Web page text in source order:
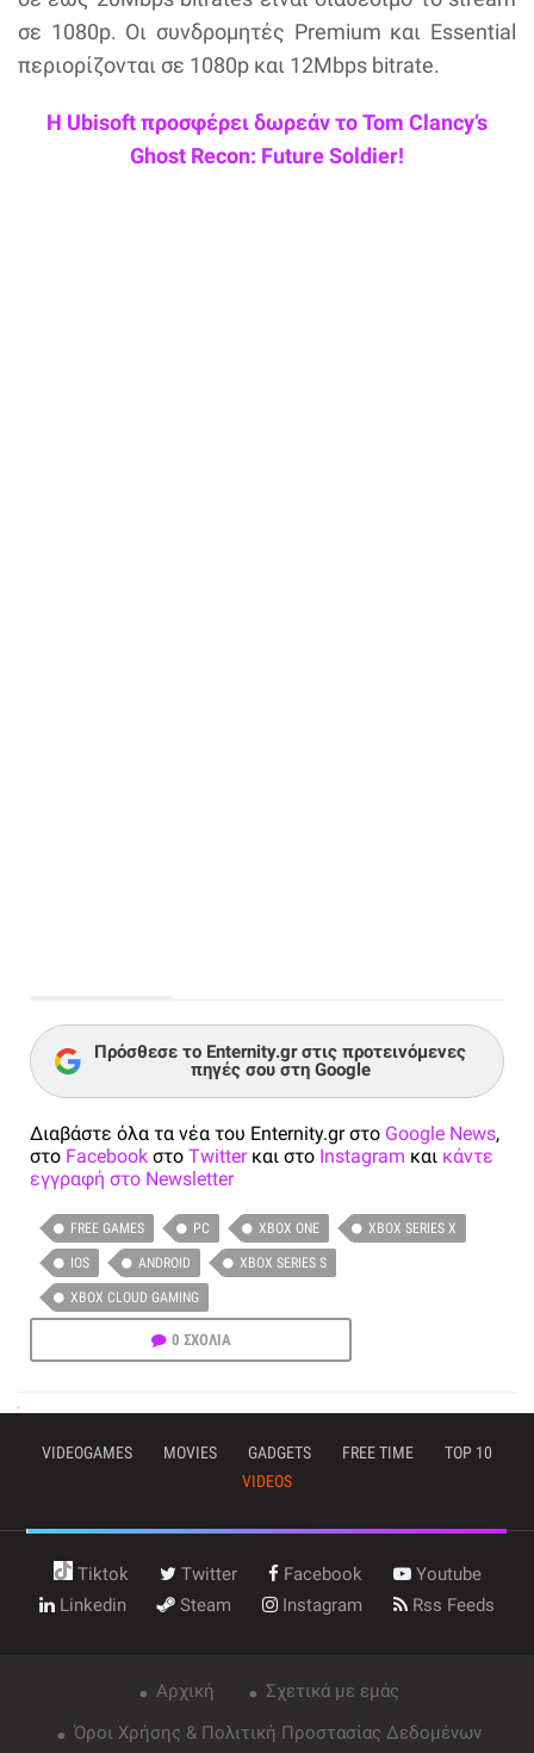
σε 1080p. Οι συνδρομητές Premium και Essential
περιορίζονται σε 1080p και 12Mbps bitrate.
Η Ubisoft προσφέρει δωρεάν το Tom Clancy’s
Ghost Recon: Future Soldier!
Πρόσθεσε το Enternity.gr στις προτεινόμενες
πηγές σου στη Google
Διαβάστε όλα τα νέα του Enternity.gr στο Google News,
στο Facebook στο Twitterκαι στο Instagram και κάντε
εγγραφή στο Newsletter
FREE GAMES PC XBOX ONE XBOX SERIES X
IOS ANDROID XBOX SERIES S
XBOX CLOUD GAMING
0 ΣΧΟΛΙΑ
VIDEOGAMES MOVIES GADGETS FREE TIME
TOP 10
VIDEOS
Tiktok Twitter Facebook
Youtube
Linkedin
Steam Instagram Rss Feeds
Αρχική
Σχετικά με εμάς
Όροι Χρήσης & Πολιτική Προστασίας Δεδομένων